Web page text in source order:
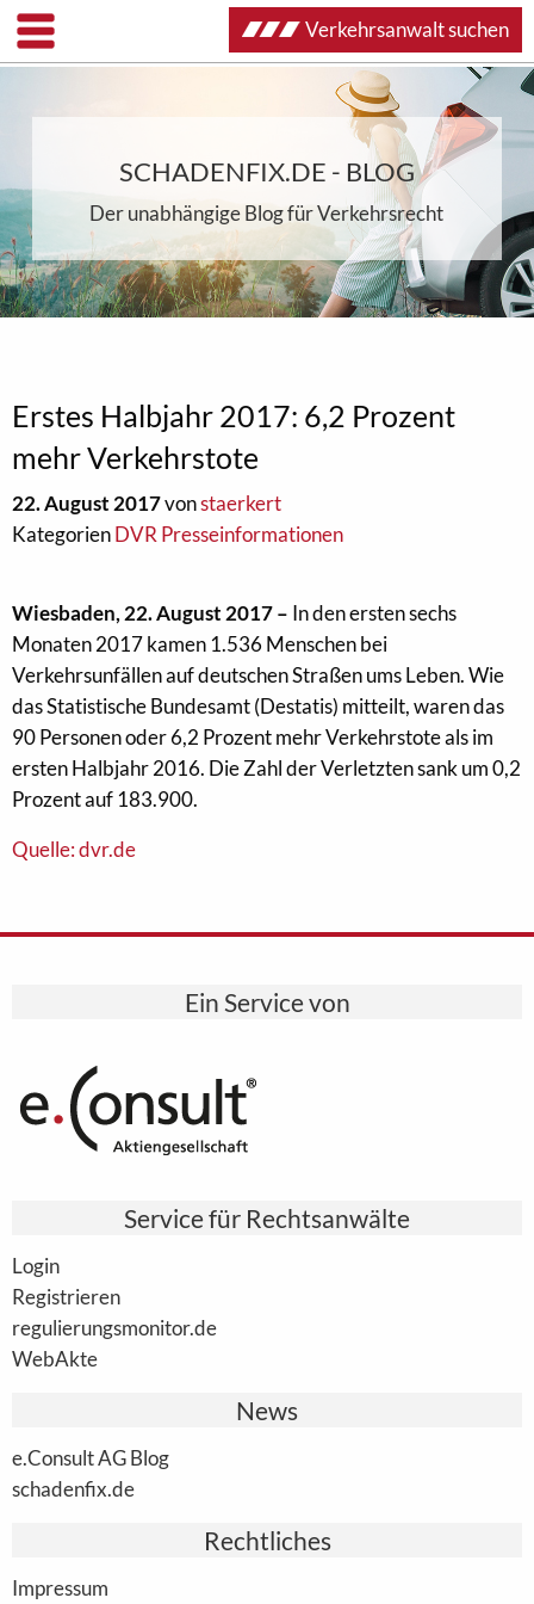
SCHADENFIX.DE - BLOG
Der unabhängige Blog für Verkehrsrecht
Erstes Halbjahr 2017: 6,2 Prozent
mehr Verkehrstote
22. August 2017vonstaerkert
KategorienDVR Presseinformationen
Wiesbaden, 22. August 2017 – In den ersten sechs
Monaten 2017 kamen 1.536 Menschen bei
Verkehrsunfällen auf deutschen Straßen ums Leben. Wie
das Statistische Bundesamt (Destatis) mitteilt, waren das
90 Personen oder 6,2 Prozent mehr Verkehrstote als im
ersten Halbjahr 2016. Die Zahl der Verletzten sank um 0,2
Prozent auf 183.900.
Quelle: dvr.de
Ein Service von
Service für Rechtsanwälte
Login
Registrieren
regulierungsmonitor.de
WebAkte
News
e.Consult AG Blog
schadenfix.de
Rechtliches
Impressum
Verkehrsanwalt suchen